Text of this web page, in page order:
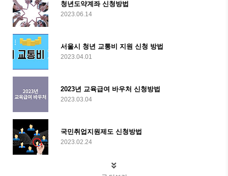
청년도약계좌 신청방법
2023.06.14
서울시 청년 교통비 지원 신청 방법
2023.04.01
2023년 교육급여 바우처 신청방법
2023.03.04
국민취업지원제도 신청방법
2023.02.24